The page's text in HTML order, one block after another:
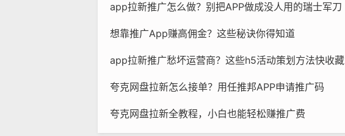
app拉新推广怎么做？别把APP做成没人用的瑞士军刀
想靠推广App赚高佣金？这些秘诀你得知道
app拉新推广愁坏运营商？这些h5活动策划方法快收藏
夸克网盘拉新怎么接单？用任推邦APP申请推广码
夸克网盘拉新全教程，小白也能轻松赚推广费